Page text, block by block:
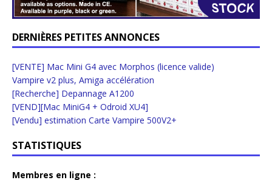
DERNIÈRES PETITES ANNONCES
[VENTE] Mac Mini G4 avec Morphos (licence valide)
Vampire v2 plus, Amiga accélération
[Recherche] Depannage A1200
[VEND][Mac MiniG4 + Odroid XU4]
[Vendu] estimation Carte Vampire 500V2+
STATISTIQUES
Membres en ligne :